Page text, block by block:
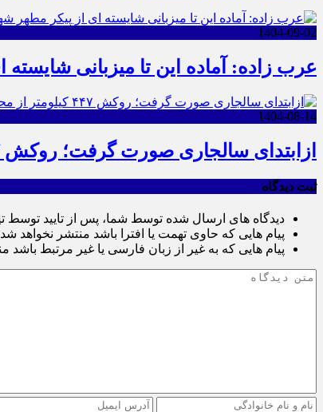
1404-09-02
عرب زاده: آماده این تا میزبانی
1404-08-14
ازابتدای سالجاری صورت گرفت؛ روکش ۴۴۷ کیلومتر از محورهای خراسان جنوبی
ثبت دیدگاه
دیدگاه های ارسال شده توسط شما، پس از تایید
پیام هایی که حاوی تهمت یا افترا باشد منتشر نخواهد
پیام هایی که به غیر از زبان فارسی یا غیر مرتبط باشد